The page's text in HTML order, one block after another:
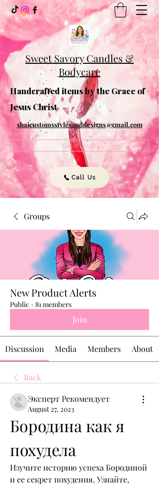
Sweet Savory Candles &
Bodycare
Handcrafted items by the Grace of
Jesus Christ
shaicustomsstylesanddesigns@gmail.com
Get In Touch
Call Us
Groups
New Product Alerts
Public · 81 members
Join
Discussion Media Members About
Back
Эксперт Рекомендует
August 27, 2023
Бородина как я
похудела
Изучите историю успеха Бородиной
и ее секрет похудения. Узнайте,